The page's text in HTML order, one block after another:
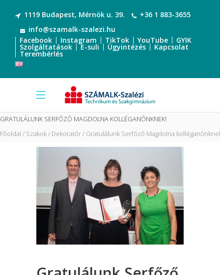
1119 Budapest, Mérnök u. 39.
+36 1 883-3655
info@szamalk-szalezi.hu
Facebook
Instagram TikTok YouTube GYIK
Szolgáltatások E-suli Ügyintézés Kapcsolat
Terembérlés
GRATULÁLUNK SERFŐZŐ MAGDOLNA KOLLÉGANŐNKNEK!
Főoldal Szakok Dekoratőr Gratulálunk Serfőző Magdolna